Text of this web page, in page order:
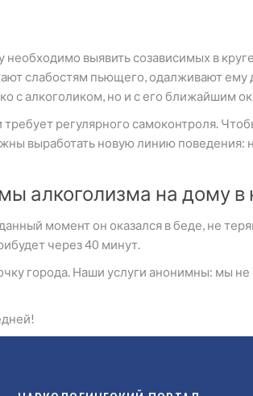
выявить созависимых в
слабостям пьющего, одалживают
с алкоголиком, но и с его ближайшим
требует регулярного самоконтроля.
выработать новую линию поведения:
алкоголизма на дому в
момент он оказался в беде, не
через 40 минут.
города. Наши услуги анонимны: мы